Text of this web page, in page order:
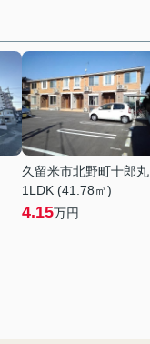
久留米市北野町十郎丸
1LDK (41.78㎡)
4.15万円